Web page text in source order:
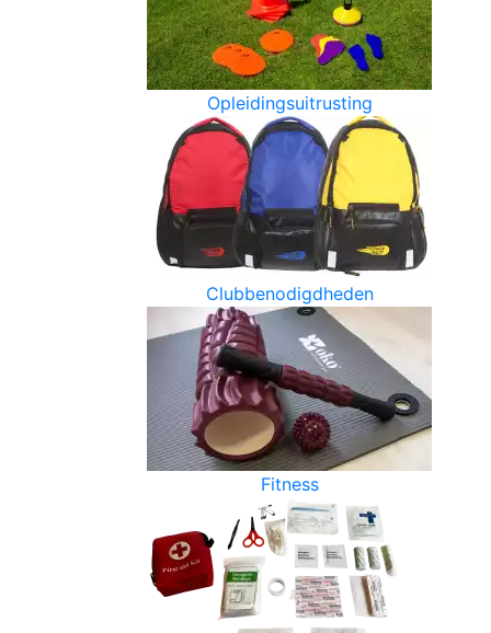
Opleidingsuitrusting
Clubbenodigdheden
Fitness